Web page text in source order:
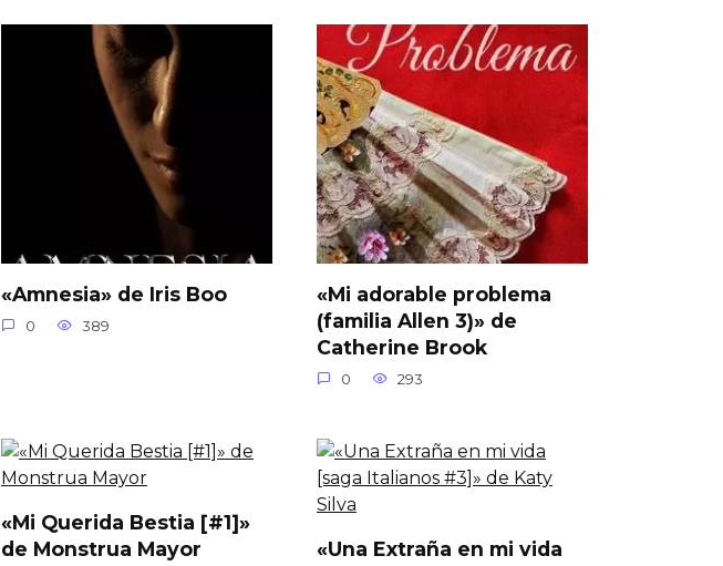
«Amnesia» de Iris Boo
0 389
«Mi adorable problema
(familia Allen 3)» de
Catherine Brook
0 293
«Mi Querida Bestia [#1]»
de Monstrua Mayor
«Una Extraña en mi vida